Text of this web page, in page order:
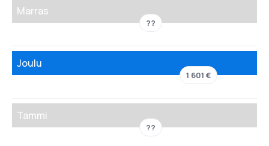
Marras
??
Joulu
1 601 €
Tammi
??